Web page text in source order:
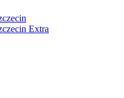
Extra